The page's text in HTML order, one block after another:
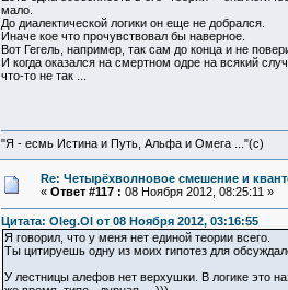
мало.
До диалектической логики он еще не добрался.
Иначе кое что прочувствовал бы наверное.
Вот Гегель, например, так сам до конца и не
И когда оказался на смертном одре на всякий
что-то не так ...
"Я - есмь Истина и Путь, Альфа и Омега ..."(с)
Re: Четырёхволновое смешение и
« Ответ #117 : 08 Ноября 2012, 08:25:11 »
Цитата: Oleg.Ol от 08 Ноября 2012, 03:16:55
Я говорил, что у меня нет единой теории всего.
Ты цитируешь одну из моих гипотез для
У лестницы алефов нет верхушки. В логике это